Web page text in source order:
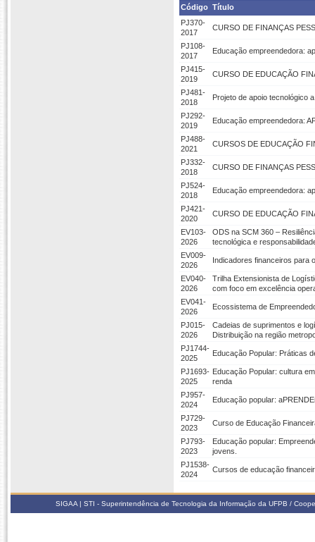
Código Título
PJ370-
2017
CURSO DE FINANÇAS
PJ108-
2017
Educação empreendedora:
PJ415-
2019
CURSO DE EDUCAÇÃO
PJ481-
2018
Projeto de apoio tecnológico
PJ292-
2019
Educação empreendedora:
PJ488-
2021
CURSOS DE EDUCAÇÃO
PJ332-
2018
CURSO DE FINANÇAS
PJ524-
2018
Educação empreendedora:
PJ421-
2020
CURSO DE EDUCAÇÃO
EV103-
2026
ODS na SCM 360 –
tecnológica e
EV009-
2026
Indicadores financeiros para
EV040-
2026
Trilha Extensionista de
com foco em excelência
EV041-
2026
Ecossistema de
PJ015-
2026
Cadeias de suprimentos e
Distribuição na região
PJ1744-
2025
Educação Popular: Práticas
PJ1693-
2025
Educação Popular: cultura
renda
PJ957-
2024
Educação popular:
PJ729-
2023
Curso de Educação
PJ793-
2023
Educação popular:
jovens.
PJ1538-
2024
Cursos de educação
SIGAA | STI - Superintendência de Tecnologia da Informação da UFPB /